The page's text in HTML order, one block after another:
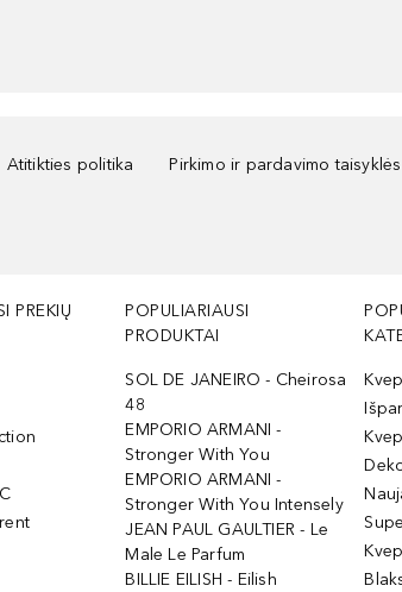
Atitikties politika Pirkimo ir pardavimo taisyklės
PREKIŲ
POPULIARIAUSI
PRODUKTAI
SOL DE JANEIRO - Cheirosa
48
EMPORIO ARMANI -
Stronger With You
EMPORIO ARMANI -
Stronger With You Intensely
JEAN PAUL GAULTIER - Le
Male Le Parfum
BILLIE EILISH - Eilish